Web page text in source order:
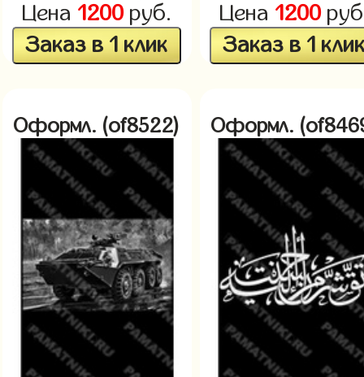
Цена 1200руб.
Заказ в 1 клик
Цена 1200
Заказ в 1
Оформл. (of8522) Оформл.